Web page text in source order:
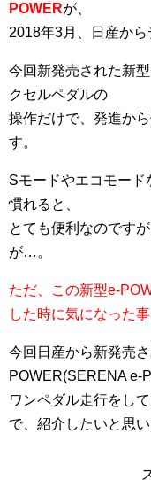
POWERが、
2018年3月、日産から
今回新発売された新
クセルペダルの
操作だけで、発進か
す。
Sモードやエコモード
慣れると、
とても便利なのです
が…。
ただ、この新型e-
した時に気になった
今回日産から新発売
POWER(SERENA e-
ワンペダル走行をし
で、紹介したいと思い